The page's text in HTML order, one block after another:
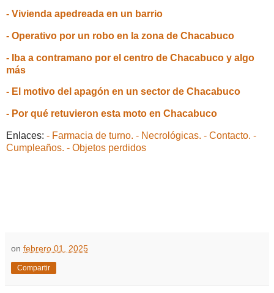
- Vivienda apedreada en un barrio
- Operativo por un robo en la zona de Chacabuco
- Iba a contramano por el centro de Chacabuco y algo
más
- El motivo del apagón en un sector de Chacabuco
- Por qué retuvieron esta moto en Chacabuco
Enlaces: - Farmacia de turno. - Necrológicas. - Contacto. -
Cumpleaños. - Objetos perdidos
on febrero 01, 2025
Compartir